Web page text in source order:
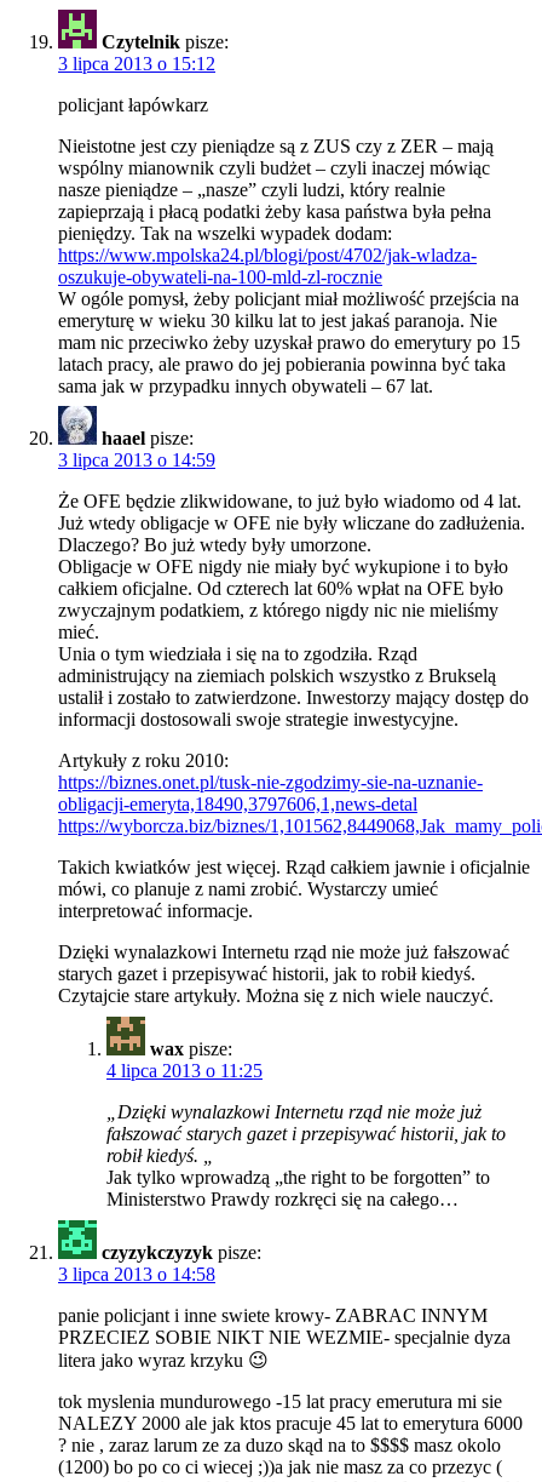
Czytelnik pisze:
3 lipca 2013 o 15:12
policjant łapówkarz
Nieistotne jest czy pieniądze są z ZUS czy z ZER – mają
wspólny mianownik czyli budżet – czyli inaczej mówiąc
nasze pieniądze – „nasze” czyli ludzi, który realnie
zapieprzają i płacą podatki żeby kasa państwa była pełna
pieniędzy. Tak na wszelki wypadek dodam:
https://www.mpolska24.pl/blogi/post/4702/jak-wladza-
oszukuje-obywateli-na-100-mld-zl-rocznie
W ogóle pomysł, żeby policjant miał możliwość przejścia na
emeryturę w wieku 30 kilku lat to jest jakaś paranoja. Nie
mam nic przeciwko żeby uzyskał prawo do emerytury po 15
latach pracy, ale prawo do jej pobierania powinna być taka
sama jak w przypadku innych obywateli – 67 lat.
haael pisze:
3 lipca 2013 o 14:59
Że OFE będzie zlikwidowane, to już było wiadomo od 4 lat.
Już wtedy obligacje w OFE nie były wliczane do zadłużenia.
Dlaczego? Bo już wtedy były umorzone.
Obligacje w OFE nigdy nie miały być wykupione i to było
całkiem oficjalne. Od czterech lat 60% wpłat na OFE było
zwyczajnym podatkiem, z którego nigdy nic nie mieliśmy
mieć.
Unia o tym wiedziała i się na to zgodziła. Rząd
administrujący na ziemiach polskich wszystko z Brukselą
ustalił i zostało to zatwierdzone. Inwestorzy mający dostęp do
informacji dostosowali swoje strategie inwestycyjne.
Artykuły z roku 2010:
https://biznes.onet.pl/tusk-nie-zgodzimy-sie-na-uznanie-
obligacji-emeryta,18490,3797606,1,news-detal
https://wyborcza.biz/biznes/
Takich kwiatków jest więcej. Rząd całkiem jawnie i oficjalnie
mówi, co planuje z nami zrobić. Wystarczy umieć
interpretować informacje.
Dzięki wynalazkowi Internetu rząd nie może już fałszować
starych gazet i przepisywać historii, jak to robił kiedyś.
Czytajcie stare artykuły. Można się z nich wiele nauczyć.
wax pisze:
4 lipca 2013 o 11:25
„Dzięki wynalazkowi Internetu rząd nie może już
fałszować starych gazet i przepisywać historii, jak to
robił kiedyś. „
Jak tylko wprowadzą „the right to be forgotten” to
Ministerstwo Prawdy rozkręci się na całego…
czyzykczyzyk pisze:
3 lipca 2013 o 14:58
panie policjant i inne swiete krowy- ZABRAC INNYM
PRZECIEZ SOBIE NIKT NIE WEZMIE- specjalnie dyza
litera jako wyraz krzyku 😉
tok myslenia mundurowego -15 lat pracy emerutura mi sie
NALEZY 2000 ale jak ktos pracuje 45 lat to emerytura 6000
? nie , zaraz larum ze za duzo skąd na to $$$$ masz okolo
(1200) bo po co ci wiecej ;))a jak nie masz za co przezyc (